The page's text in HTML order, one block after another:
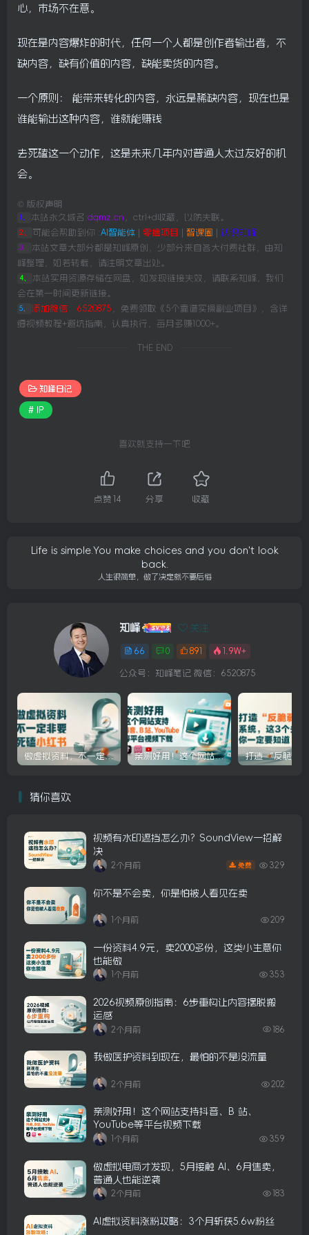
心，市场不在意。
现在是内容爆炸的时代，任何一个人都是创作者输出者，不
缺内容，缺有价值的内容，缺能卖货的内容。
一个原则： 能带来转化的内容，永远是稀缺内容，现在也是
谁能输出这种内容，谁就能赚钱
去死磕这一个动作，这是未来几年内对普通人太过友好的机
会。
© 版权声明
1、 本站永久域名:dqmz.cn ，ctrl+d收藏，以防失联。
2、 可能会帮助到你 :AI智能体 零撸项目 |智课圈 |认识知峰
3、
本站文章大部分都是知峰原创，少部分来自各大付费社群，由知
峰整理，如若转载，请注明文章出处。
4、
本站实用资源存储在网盘，如发现链接失效，请联系知峰，我们
会在第一时间更新链接。
5、 添加微信：6520875 ，免费领取《5个靠谱实操副业项目》，含详
细视频教程+避坑指南，认真执行，每月多赚1000+。
THE END
知峰日记
# IP
喜欢就支持一下吧
点赞 14 分享 收藏
Life is simple.You make choices and you don't look
back.
人生很简单，做了决定就不要后悔
知峰 关注
66 0 891 1.9W+
公众号：知峰笔记 微信：6520875
做虚拟资料，不一定非要死磕小红书 亲测好用！这个网站支持抖音、B 站、YouTube等平台视频下载
猜你喜欢
视频有水印遮挡怎么办？SoundView一招解
决
2个月前 免费 329
你不是不会卖，你是怕被人看见在卖
1个月前 209
一份资料4.9元，卖2000多份，这类小生意你
也能做
1个月前 353
2026视频原创指南：6步重构让内容摆脱搬
运感
2个月前 186
我做医护资料到现在，最怕的不是没流量
2个月前 202
亲测好用！这个网站支持抖音、B 站、
YouTube等平台视频下载
1个月前 359
做虚拟电商才发现，5月接触 AI、6月售卖，
普通人也能逆袭
2个月前 183
AI虚拟资料涨粉攻略：3个月斩获5.6w粉丝